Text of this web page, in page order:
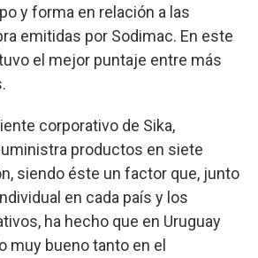
y forma en relación a las
emitidas por Sodimac. En este
el mejor puntaje entre más
corporativo de Sika,
productos en siete
siendo éste un factor que, junto
en cada país y los
ha hecho que en Uruguay
muy bueno tanto en el